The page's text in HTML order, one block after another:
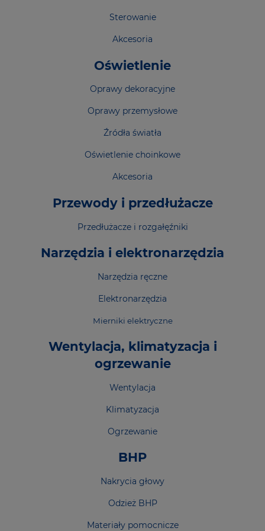
Sterowanie
Akcesoria
Oświetlenie
Oprawy dekoracyjne
Oprawy przemysłowe
Źródła światła
Oświetlenie choinkowe
Akcesoria
Przewody i przedłużacze
Przedłużacze i rozgałęźniki
Narzędzia i elektronarzędzia
Narzędzia ręczne
Elektronarzędzia
Mierniki elektryczne
Wentylacja, klimatyzacja i
ogrzewanie
Wentylacja
Klimatyzacja
Ogrzewanie
BHP
Nakrycia głowy
Odzież BHP
Materiały pomocnicze